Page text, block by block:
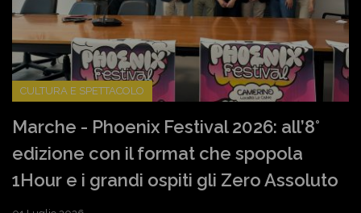
CULTURA E SPETTACOLO
Marche - Phoenix Festival 2026: all’8°
edizione con il format che spopola
1Hour e i grandi ospiti gli Zero Assoluto